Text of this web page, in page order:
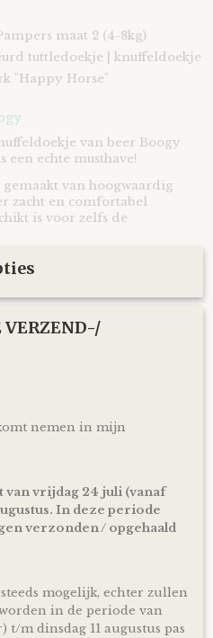
maat 2 (4-8kg)
tuttledoekje | knuffeldoekje
"Happy Horse"
van beer Boogy
echte musthave!
van hoogwaardig
zacht en comfortabel
is voor zelfs de
in zijn hoofdje dat zorgt
voor nóg meer
kan je tevens als vingerpopje
opening voor je vinger.
op maximaal 30°
25cm
met een baby op komst
en mama geworden bent!
Tuttle Beer Boogy
babyshower of
om te krijgen en leuk om te
VERZEND-/
nemen in mijn
vrijdag 24 juli (vanaf
In deze periode
verzonden / opgehaald
mogelijk, echter zullen
in de periode van
m dinsdag 11 augustus pas